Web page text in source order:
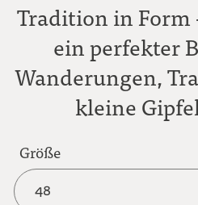
Tradition in Form
ein perfekter
Wanderungen,
kleine
Größe
48